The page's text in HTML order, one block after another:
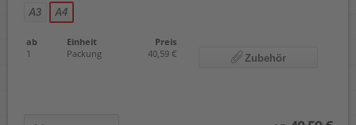
A3 A4
ab Einheit
Preis
1
Packung 40,59 € Zubehör